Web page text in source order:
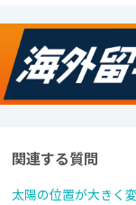
関連する質問
太陽の位置が大きく